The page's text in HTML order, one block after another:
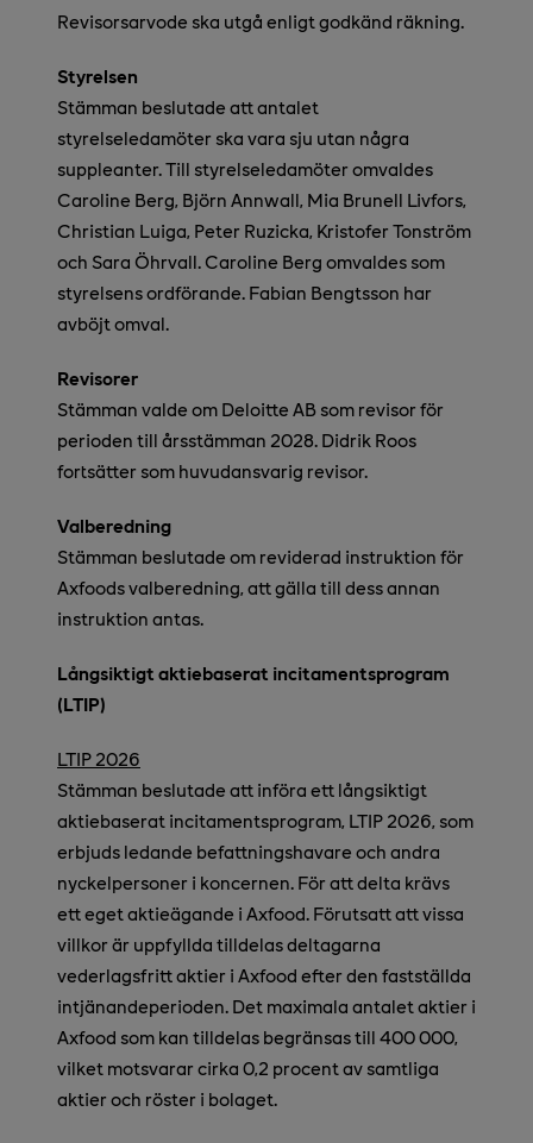
Revisorsarvode ska utgå enligt godkänd räkning.
Styrelsen
Stämman beslutade att antalet
styrelseledamöter ska vara sju utan några
suppleanter. Till styrelseledamöter omvaldes
Caroline Berg, Björn Annwall, Mia Brunell Livfors,
Christian Luiga, Peter Ruzicka, Kristofer Tonström
och Sara Öhrvall. Caroline Berg omvaldes som
styrelsens ordförande. Fabian Bengtsson har
avböjt omval.
Revisorer
Stämman valde om Deloitte AB som revisor för
perioden till årsstämman 2028. Didrik Roos
fortsätter som huvudansvarig revisor.
Valberedning
Stämman beslutade om reviderad instruktion för
Axfoods valberedning, att gälla till dess annan
instruktion antas.
Långsiktigt aktiebaserat incitamentsprogram
(LTIP)
LTIP 2026
Stämman beslutade att införa ett långsiktigt
aktiebaserat incitamentsprogram, LTIP 2026, som
erbjuds ledande befattningshavare och andra
nyckelpersoner i koncernen. För att delta krävs
ett eget aktieägande i Axfood. Förutsatt att vissa
villkor är uppfyllda tilldelas deltagarna
vederlagsfritt aktier i Axfood efter den fastställda
intjänandeperioden. Det maximala antalet aktier i
Axfood som kan tilldelas begränsas till 400 000,
vilket motsvarar cirka 0,2 procent av samtliga
aktier och röster i bolaget.